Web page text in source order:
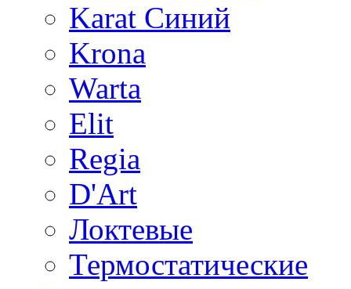
Karat Синий
Krona
Warta
Elit
Regia
D'Art
Локтевые
Термостатические